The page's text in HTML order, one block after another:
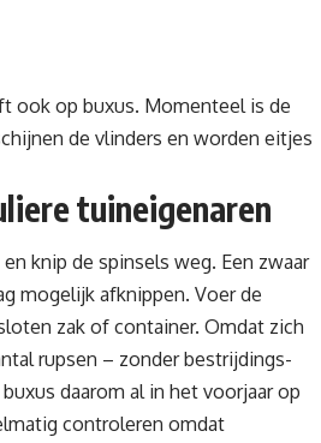
ook op buxus. Momenteel is de
de vlinders en worden eitjes
tuineigenaren
knip de spinsels weg. Een zwaar
mogelijk afknippen. Voer de
zak of container. Omdat zich
rupsen – zonder bestrijdings­
daarom al in het voorjaar op
controleren omdat